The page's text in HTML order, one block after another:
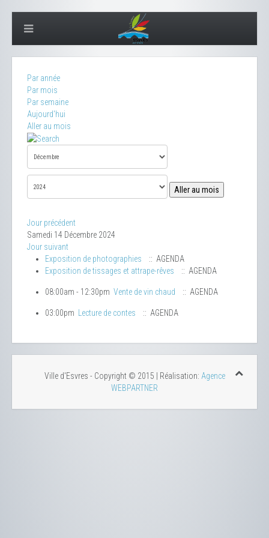
Par année
Par mois
Par semaine
Aujourd'hui
Aller au mois
Aller au mois
Jour précédent
Samedi 14 Décembre 2024
Jour suivant
Exposition de photographies
:: AGENDA
Exposition de tissages et attrape-rêves
:: AGENDA
08:00am - 12:30pm Vente de vin chaud :: AGENDA
03:00pm Lecture de contes :: AGENDA
Ville d'Esvres - Copyright © 2015 | Réalisation: Agence
WEBPARTNER